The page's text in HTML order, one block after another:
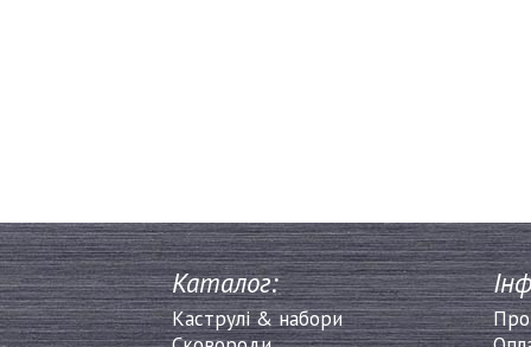
Каталог:
Каструлі & набори